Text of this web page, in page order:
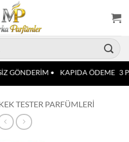
GÖNDERİM • KAPIDA ÖDEME 3
TESTER PARFÜMLERI